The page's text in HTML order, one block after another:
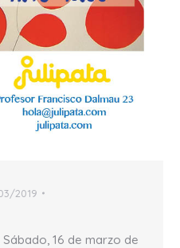
2019
Sábado, 16 de marzo de